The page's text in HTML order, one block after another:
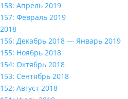
158: Апрель 2019
157: Февраль 2019
2018
156: Декабрь 2018 — Январь 2019
155: Ноябрь 2018
154: Октябрь 2018
153: Сентябрь 2018
152: Август 2018